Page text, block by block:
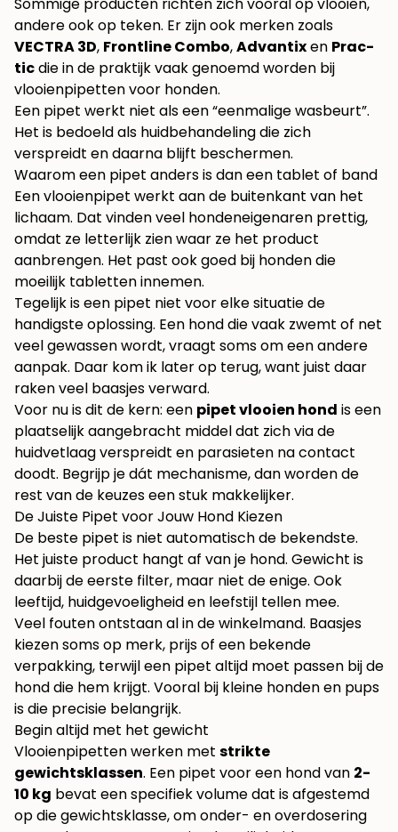
Sommige producten richten zich vooral op vlooien,
andere ook op teken. Er zijn ook merken zoals
VECTRA 3D, Frontline Combo,Advantixen Prac-
ticdie in de praktijk vaak genoemd worden bij
vlooienpipetten voor honden.
Een pipet werkt niet als een “eenmalige wasbeurt”.
Het is bedoeld als huidbehandeling die zich
verspreidt en daarna blijft beschermen.
Waarom een pipet anders is dan een tablet of band
Een vlooienpipet werkt aan de buitenkant van het
lichaam. Dat vinden veel hondeneigenaren prettig,
omdat ze letterlijk zien waar ze het product
aanbrengen. Het past ook goed bij honden die
moeilijk tabletten innemen.
Tegelijk is een pipet niet voor elke situatie de
handigste oplossing. Een hond die vaak zwemt of net
veel gewassen wordt, vraagt soms om een andere
aanpak. Daar kom ik later op terug, want juist daar
raken veel baasjes verward.
Voor nu is dit de kern: een pipet vlooien hond is een
plaatselijk aangebracht middel dat zich via de
huidvetlaag verspreidt en parasieten na contact
doodt. Begrijp je dát mechanisme, dan worden de
rest van de keuzes een stuk makkelijker.
De Juiste Pipet voor Jouw Hond Kiezen
De beste pipet is niet automatisch de bekendste.
Het juiste product hangt af van je hond. Gewicht is
daarbij de eerste filter, maar niet de enige. Ook
leeftijd, huidgevoeligheid en leefstijl tellen mee.
Veel fouten ontstaan al in de winkelmand. Baasjes
kiezen soms op merk, prijs of een bekende
verpakking, terwijl een pipet altijd moet passen bij de
hond die hem krijgt. Vooral bij kleine honden en pups
is die precisie belangrijk.
Begin altijd met het gewicht
Vlooienpipetten werken met strikte
gewichtsklassen. Een pipet voor een hond van 2-
10 kg bevat een specifiek volume dat is afgestemd
op die gewichtsklasse, om onder- en overdosering